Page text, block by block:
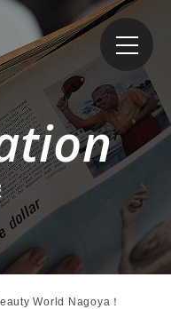
World Nagoya！